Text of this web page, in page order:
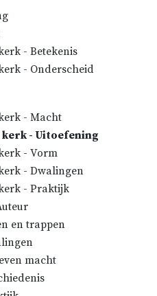
- Betekenis
- Onderscheid
- Macht
kerk - Uitoefening
- Vorm
- Dwalingen
- Praktijk
en trappen
macht
enzovoort (in
antiqui
insignes[Enkele
schrijvers over
onder redactie
Freherus, p. 222
onder andere
hussieten en de
Tot slot
tijde van de
voornaamste
de eerste
Zwingli, Luther,